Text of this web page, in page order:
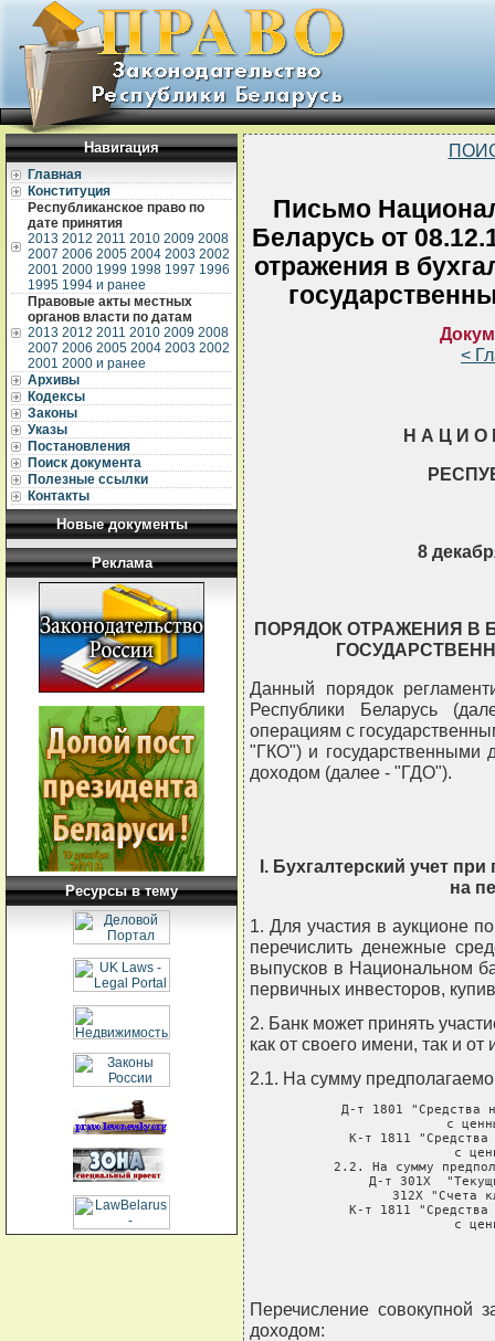
Навигация
Главная
Конституция
Республиканское право по
дате принятия
2013 2012 2011 2010 2009 2008
2007 2006 2005 2004 2003 2002
2001 2000 1999 1998 1997 1996
1995 1994 и ранее
Правовые акты местных
органов власти по датам
2013 2012 2011 2010 2009 2008
2007 2006 2005 2004 2003 2002
2001 2000 и ранее
Архивы
Кодексы
Законы
Указы
Постановления
Поиск документа
Полезные ссылки
Контакты
Новые документы
Реклама
Ресурсы в тему
Письмо
Беларусь от
отражения в
<
Н А Ц И О
8
ПОРЯДОК ОТРАЖЕНИЯ В
Данный порядок
Республики Беларусь
операциям с
"ГКО") и государственными
доходом (далее - "ГДО").
I. Бухгалтерский учет
на
1. Для участия в аукционе
перечислить денежные
выпусков в Национальном
первичных инвесторов,
2. Банк может принять
как от своего имени, так и
2.1. На сумму
Д-т 1801 "Средства
с
К-т 1811 "Средства
с
2.2. На сумму
Д-т 301Х
312Х "Счета
К-т 1811 "Средства
с
Перечисление совокупной
доходом: